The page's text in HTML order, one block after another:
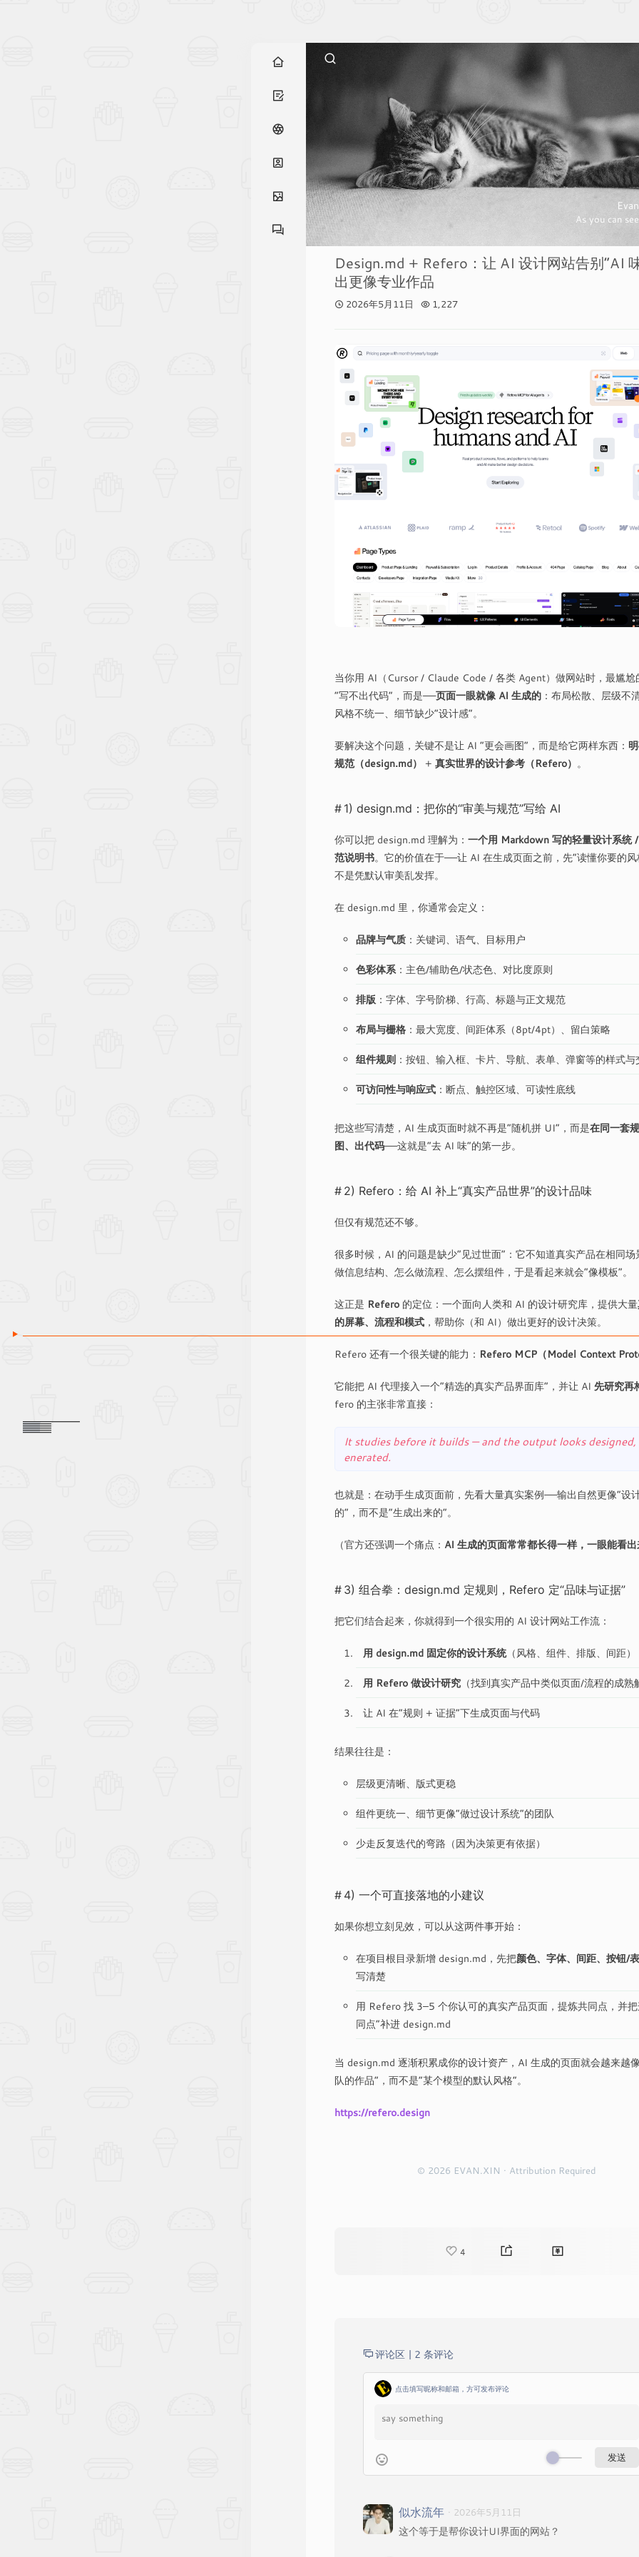
Evan
As you can see
Design.md + Refero：让 AI 设计网站告别“AI
出更像专业作品
2026年5月11日 1,227
当你用 AI（Cursor / Claude Code / 各类 Agent）做网站时，最尴尬
“写不出代码”，而是——页面一眼就像 AI 生成的：布局松散、层级不
风格不统一、细节缺少“设计感”。
要解决这个问题，关键不是让 AI “更会画图”，而是给它两样东西：
规范（design.md）
+ 真实世界的设计参考（Refero） 。
1) design.md：把你的“审美与规范”写给 AI
你可以把 design.md 理解为： 一个用 Markdown 写的轻量设计系统
范说明书。它的价值在于——让 AI 在生成页面之前，先“读懂你要的风
不是凭默认审美乱发挥。
在 design.md 里，你通常会定义：
品牌与气质：关键词、语气、目标用户
色彩体系：主色/辅助色/状态色、对比度原则
排版 ：字体、字号阶梯、行高、标题与正文规范
布局与栅格：最大宽度、间距体系（8pt/4pt）、留白策略
组件规则：按钮、输入框、卡片、导航、表单、弹窗等的样式与
可访问性与响应式：断点、触控区域、可读性底线
把这些写清楚，AI 生成页面时就不再是“随机拼 UI”，而是在同一套
图、出代码——这就是“去 AI 味”的第一步。
2) Refero：给 AI 补上“真实产品世界”的设计品味
但仅有规范还不够。
很多时候，AI 的问题是缺少“见过世面”：它不知道真实产品在相同场
做信息结构、怎么做流程、怎么摆组件，于是看起来就会“像模板”。
这正是 Refero的定位：一个面向人类和 AI 的设计研究库，提供大量
的屏幕、流程和模式，帮助你（和 AI）做出更好的设计决策。
Refero 还有一个很关键的能力： Refero MCP（Model Context
它能把 AI 代理接入一个“精选的真实产品界面库”，并让 AI 先研究再
fero 的主张非常直接：
It studies before it builds — and the output looks
enerated.
也就是：在动手生成页面前，先看大量真实案例——输出自然更像“设
的”，而不是“生成出来的”。
（官方还强调一个痛点： AI 生成的页面常常都长得一样，一眼能看
3) 组合拳：design.md 定规则，Refero 定“品味与证据”
把它们结合起来，你就得到一个很实用的 AI 设计网站工作流：
用 design.md 固定你的设计系统（风格、组件、排版、间距）
用 Refero 做设计研究（找到真实产品中类似页面/流程的成熟
让 AI 在“规则 + 证据”下生成页面与代码
结果往往是：
层级更清晰、版式更稳
组件更统一、细节更像“做过设计系统”的团队
少走反复迭代的弯路（因为决策更有依据）
4) 一个可直接落地的小建议
如果你想立刻见效，可以从这两件事开始：
在项目根目录新增 design.md，先把颜色、字体、间距、按钮/
写清楚
用 Refero 找 3–5 个你认可的真实产品页面，提炼共同点，并把
同点”补进 design.md
当 design.md 逐渐积累成你的设计资产，AI 生成的页面就会越来越
队的作品”，而不是“某个模型的默认风格”。
https://refero.design
© 2026 EVAN.XIN · Attribution Required
4
评论区 | 2 条评论
点击填写昵称和邮箱，方可发布评论
似水流年 · 2026年5月11日
这个等于是帮你设计UI界面的网站？